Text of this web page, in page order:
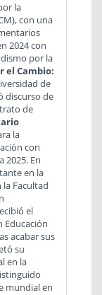
la
con una
2024 con
por la
el Cambio:
de
discurso de
de
la
con
2025. En
en la
la Facultad
el
Educación
acabar sus
su
en la
mundial en